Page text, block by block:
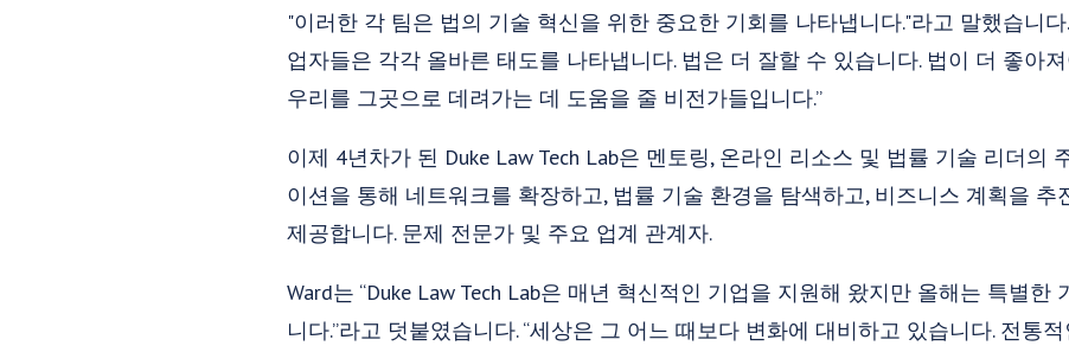
"이러한 각 팀은 법의 기술 혁신을 위한 중요한 기회를 나타냅니다."라고 말했습니
업자들은 각각 올바른 태도를 나타냅니다. 법은 더 잘할 수 있습니다. 법이 더 좋아
우리를 그곳으로 데려가는 데 도움을 줄 비전가들입니다.”
이제 4년차가 된 Duke Law Tech Lab은 멘토링, 온라인 리소스 및 법률 기술 리더의
이션을 통해 네트워크를 확장하고, 법률 기술 환경을 탐색하고, 비즈니스 계획을 추
제공합니다. 문제 전문가 및 주요 업계 관계자.
Ward는 “Duke Law Tech Lab은 매년 혁신적인 기업을 지원해 왔지만 올해는 특별한
니다.”라고 덧붙였습니다. “세상은 그 어느 때보다 변화에 대비하고 있습니다. 전통